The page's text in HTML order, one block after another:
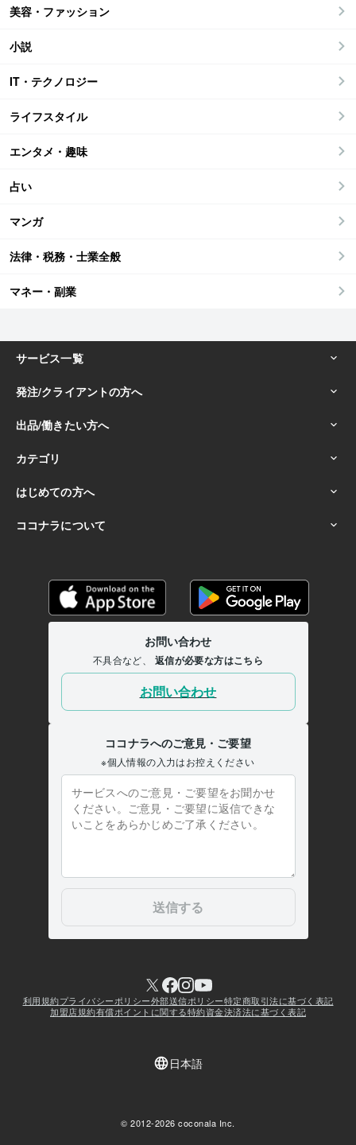
美容・ファッション
小説
IT・テクノロジー
ライフスタイル
エンタメ・趣味
占い
マンガ
法律・税務・士業全般
マネー・副業